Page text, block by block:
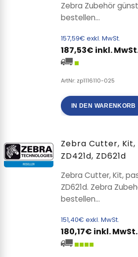
Zebra Zubehör
bestellen...
157,59€ exkl. MwSt.
187,53€ inkl.
ArtNr: zp1116110-025
IN DEN WARENKORB
Zebra Cutter, Kit,
ZD421d, ZD621d
Zebra Cutter, Kit,
ZD621d. Zebra
bestellen...
151,40€ exkl. MwSt.
180,17€ inkl. MwSt.